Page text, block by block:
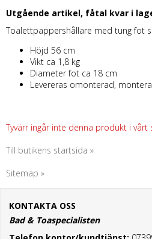
Utgående artikel, fåtal kvar i
Toalettpappershållare med tung fot
Höjd 56 cm
Vikt ca 1,8 kg
Diameter fot ca 18 cm
Levereras omonterad,
Tyvärr ingår inte denna produkt i
Till butikens startsida »
Sitemap »
KONTAKTA OSS
Bad & Toaspecialisten